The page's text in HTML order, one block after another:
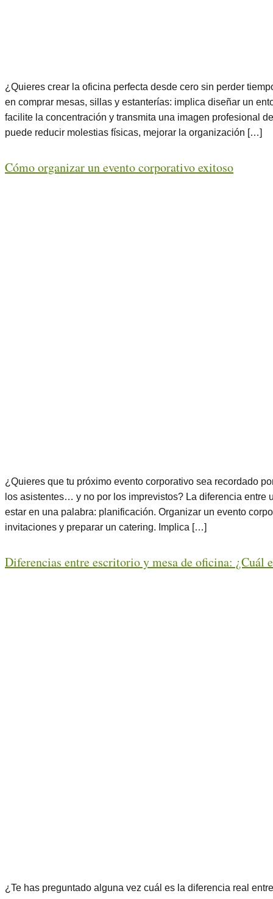
¿Quieres crear la oficina perfecta desde cero sin perder
en comprar mesas, sillas y estanterías: implica diseñar un
facilite la concentración y transmita una imagen profesional
puede reducir molestias físicas, mejorar la organización […]
Cómo organizar un evento corporativo exitoso
¿Quieres que tu próximo evento corporativo sea recordado
los asistentes… y no por los imprevistos? La diferencia entre
estar en una palabra: planificación. Organizar un evento
invitaciones y preparar un catering. Implica […]
Diferencias entre escritorio y mesa de oficina: ¿Cuál
¿Te has preguntado alguna vez cuál es la diferencia real